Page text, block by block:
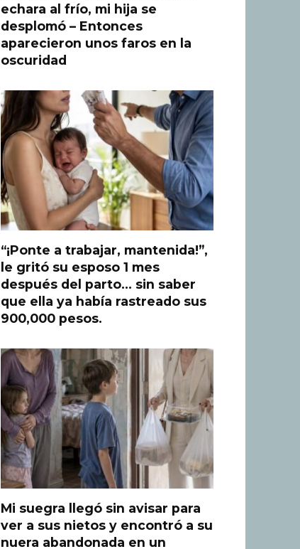
echara al frío, mi hija se
desplomó – Entonces
aparecieron unos faros en la
oscuridad
“¡Ponte a trabajar, mantenida!”,
le gritó su esposo 1 mes
después del parto… sin saber
que ella ya había rastreado sus
900,000 pesos.
Mi suegra llegó sin avisar para
ver a sus nietos y encontró a su
nuera abandonada en un